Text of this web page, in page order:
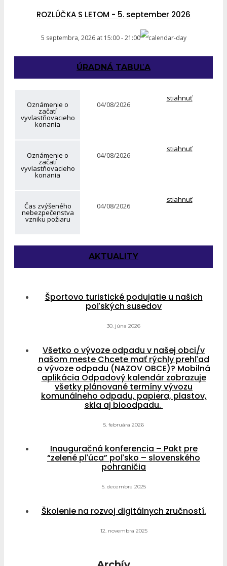
ROZLÚČKA S LETOM - 5. september 2026
5 septembra, 2026 at 15:00-21:00
ÚRADNÁ TABUĽA
Oznámenie o
začatí
vyvlastňovacieho
konania
04/08/2026
stiahnuť
Oznámenie o
začatí
vyvlastňovacieho
konania
04/08/2026
stiahnuť
Čas zvýšeného
nebezpečenstva
vzniku požiaru
04/08/2026
stiahnuť
AKTUALITY
Športovo turistické podujatie u našich
poľských susedov
30. júna 2026
Všetko o vývoze odpadu v našej obci/v
našom meste Chcete mať rýchly prehľad
o vývoze odpadu (NAZOV OBCE)? Mobilná
aplikácia Odpadový kalendár zobrazuje
všetky plánované termíny vývozu
komunálneho odpadu, papiera, plastov,
skla aj bioodpadu.
5. februára 2026
Inauguračná konferencia – Pakt pre
“zelené pľúca” poľsko – slovenského
pohraničia
5. decembra 2025
Školenie na rozvoj digitálnych zručností.
12. novembra 2025